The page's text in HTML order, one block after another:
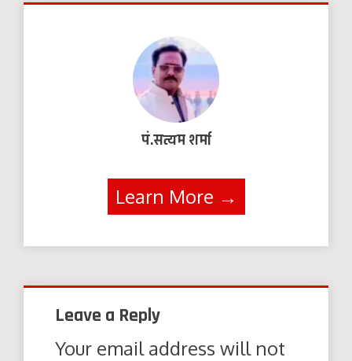
पं.सत्यम शर्मा
Learn More →
Leave a Reply
Your email address will not